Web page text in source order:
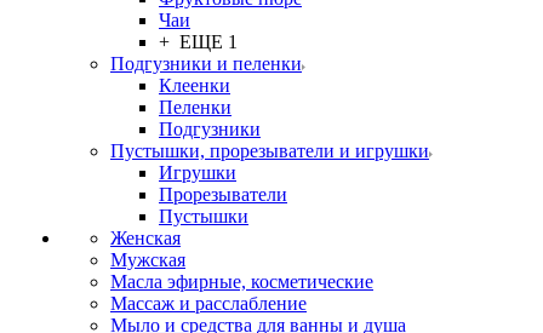
Чаи
+ ЕЩЕ 1
Подгузники и пеленки
Клеенки
Пеленки
Подгузники
Пустышки, прорезыватели и игрушки
Игрушки
Прорезыватели
Пустышки
Женская
Мужская
Масла эфирные, косметические
Массаж и расслабление
Мыло и средства для ванны и душа